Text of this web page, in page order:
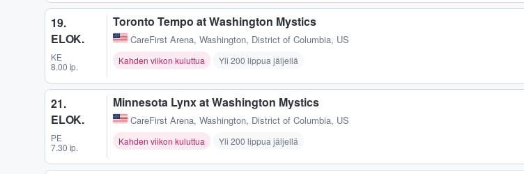
19.
ELOK.
KE
8.00 ip.
Toronto Tempo at Washington Mystics
CareFirst Arena, Washington, District of Columbia, US
Kahden viikon kuluttua Yli 200 lippua jäljellä
21.
ELOK.
PE
7.30 ip.
Minnesota Lynx at Washington Mystics
CareFirst Arena, Washington, District of Columbia, US
Kahden viikon kuluttua Yli 200 lippua jäljellä